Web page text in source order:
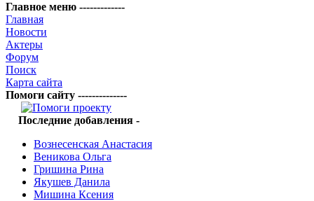
Главное меню -------------
Главная
Новости
Актеры
Форум
Поиск
Карта сайта
Помоги сайту --------------
Последние добавления -
Вознесенская Анастасия
Веникова Ольга
Гришина Рина
Якушев Данила
Мишина Ксения